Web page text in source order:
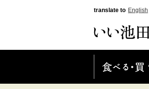
translate to English